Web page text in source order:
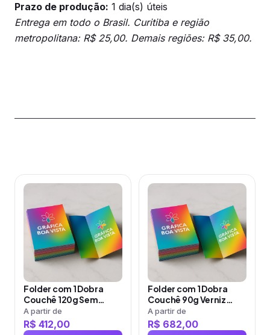
Prazo de produção: 1 dia(s) úteis
Entrega em todo o Brasil. Curitiba e região
metropolitana: R$ 25,00. Demais regiões: R$ 35,00.
Folder com 1 Dobra
Couchê 120g Sem
Verniz
A partir de
R$ 412,00
Este
produto
tem
várias
variantes.
opções
podem
ser
escolhidas
Folder com 1 Dobra
Couchê 90g Verniz
Total Frente e Verso
A partir de
R$ 682,00
Este
produto
tem
várias
variantes.
opções
podem
ser
escolhidas